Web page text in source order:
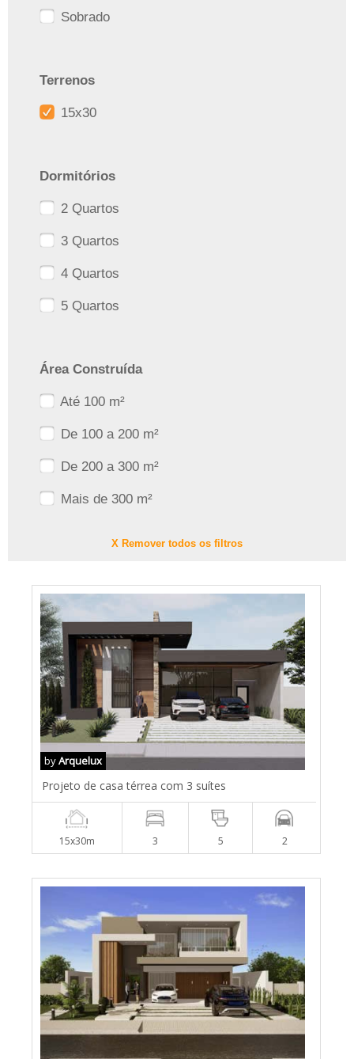
Sobrado
Terrenos
15x30
Dormitórios
2 Quartos
3 Quartos
4 Quartos
5 Quartos
Área Construída
Até 100 m²
De 100 a 200 m²
De 200 a 300 m²
Mais de 300 m²
X Remover todos os filtros
byArquelux
Projeto de casa térrea com 3 suítes
15x30m 3 5 2